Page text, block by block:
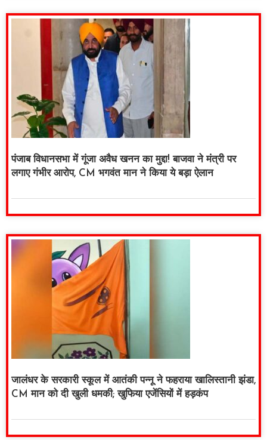
पंजाब विधानसभा में गूंजा अवैध खनन का मुद्दा! बाजवा ने मंत्री पर
लगाए गंभीर आरोप, CM भगवंत मान ने किया ये बड़ा ऐलान
जालंधर के सरकारी स्कूल में आतंकी पन्नू ने फहराया खालिस्तानी झंडा,
CM मान को दी खुली धमकी; खुफिया एजेंसियों में हड़कंप